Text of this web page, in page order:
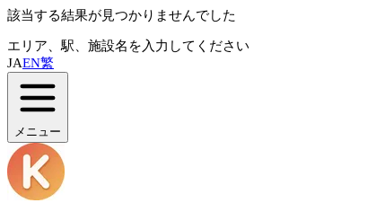
該当する結果が見つかりませんでした
エリア、駅、施設名を入力してください
JAEN繁
メニュー